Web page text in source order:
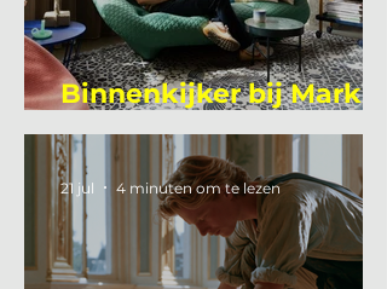
Binnenkijker bij Mark
Mutsaers
21 jul 4 minuten om te lezen